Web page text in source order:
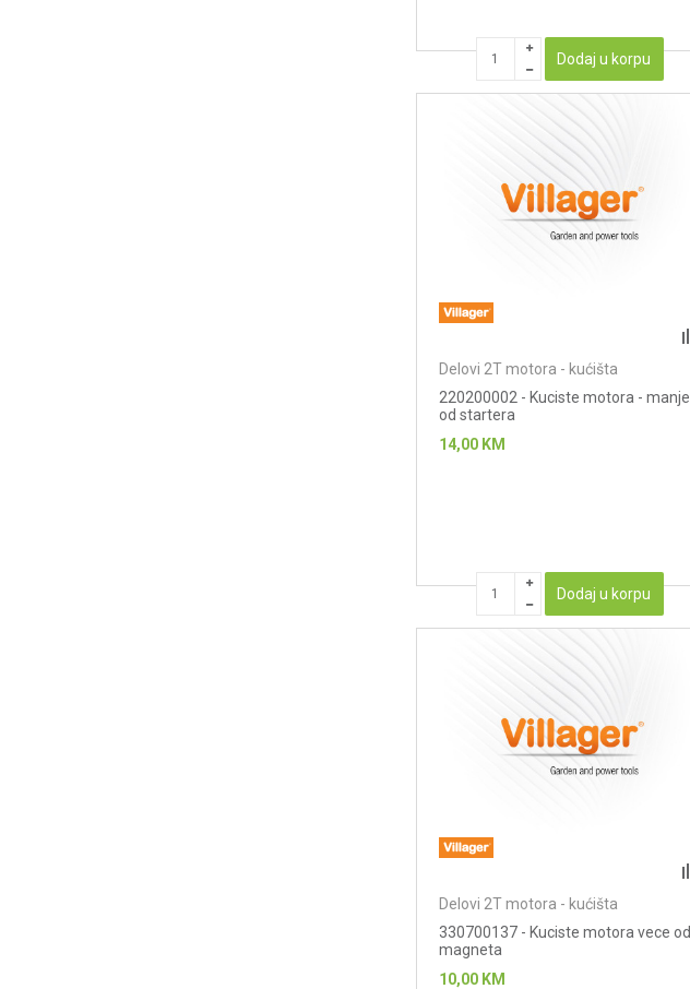
Dodaj u korpu
Delovi 2T motora - kućišta
220200002 - Kuciste motora - manje
od startera
14,00 KM
Dodaj u korpu
Delovi 2T motora - kućišta
330700137 - Kuciste motora vece od
magneta
10,00 KM